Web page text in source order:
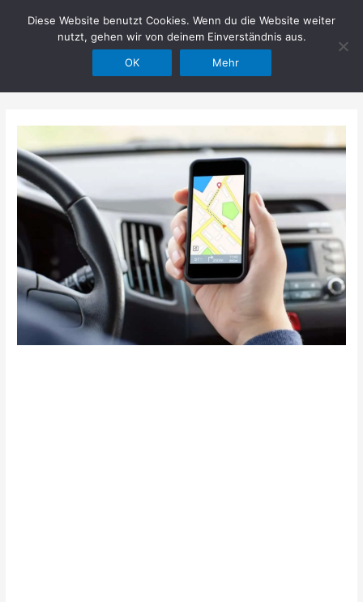
Hilfe im Netz
Diese Website benutzt Cookies. Wenn du die Website weiter
nutzt, gehen wir von deinem Einverständnis aus.
OK
Mehr